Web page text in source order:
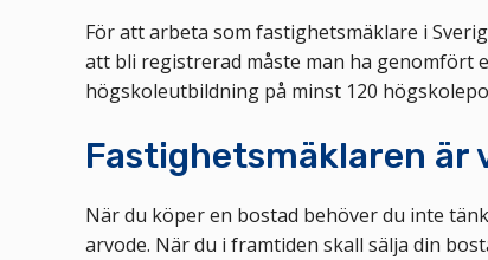
För att arbeta som fastighetsmäklare i
att bli registrerad måste man ha genomfört
högskoleutbildning på minst 120
Fastighetsmäklaren är
När du köper en bostad behöver du inte
arvode. När du i framtiden skall sälja din